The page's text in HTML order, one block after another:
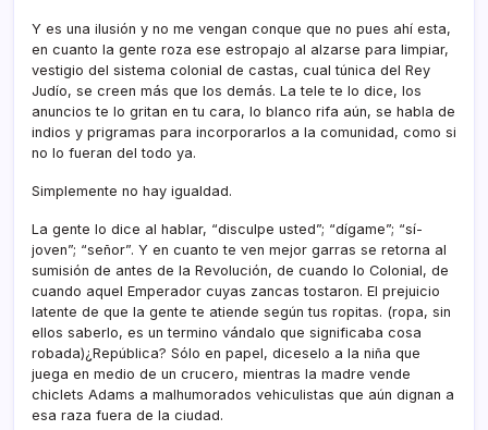
Y es una ilusión y no me vengan conque que no pues ahí­ esta,
en cuanto la gente roza ese estropajo al alzarse para limpiar,
vestigio del sistema colonial de castas, cual túnica del Rey
Judí­o, se creen más que los demás. La tele te lo dice, los
anuncios te lo gritan en tu cara, lo blanco rifa aún, se habla de
indios y prigramas para incorporarlos a la comunidad, como si
no lo fueran del todo ya.
Simplemente no hay igualdad.
La gente lo dice al hablar, “disculpe usted”; “dí­game”; “sí­
joven”; “señor”. Y en cuanto te ven mejor garras se retorna al
sumisión de antes de la Revolución, de cuando lo Colonial, de
cuando aquel Emperador cuyas zancas tostaron. El prejuicio
latente de que la gente te atiende según tus ropitas. (ropa, sin
ellos saberlo, es un termino vándalo que significaba cosa
robada)¿República? Sólo en papel, diceselo a la niña que
juega en medio de un crucero, mientras la madre vende
chiclets Adams a malhumorados vehiculistas que aún dignan a
esa raza fuera de la ciudad.